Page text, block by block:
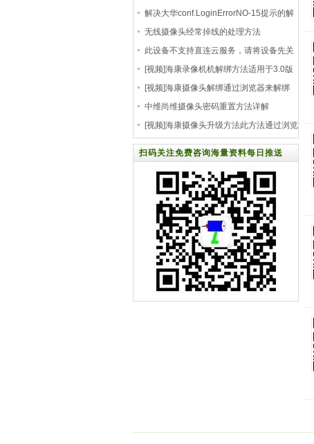
法，大华摄
解决大华conf.LoginErrorNO-15提示的解
决方法
无线摄像头经常掉线的处理方法
此设备不支持直连云服务，请将设备先关
联到海
[视频]海康录像机机解绑方法适用于3.0版
本的硬
[视频]海康摄像头解绑通过浏览器来解绑
中维尚维摄像头密码重置方法详解
[视频]海康摄像头升级方法此方法通过浏览
器升
扫码关注免费咨询海量资料每日推送